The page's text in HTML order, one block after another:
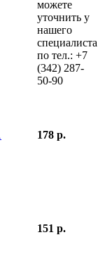
можете
уточнить у
нашего
специалиста
по тел.: +7
(342) 287-
50-90
178 р.
151 р.